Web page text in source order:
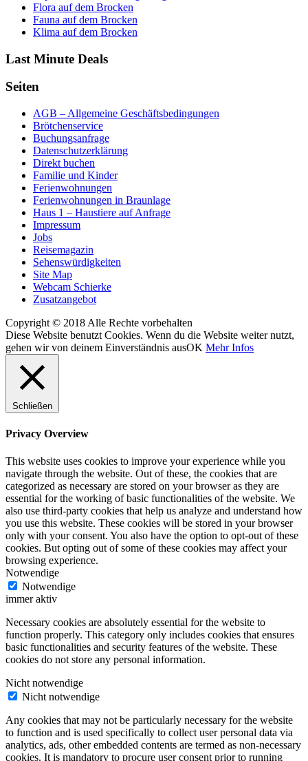
Flora auf dem Brocken
Fauna auf dem Brocken
Klima auf dem Brocken
Last Minute Deals
Seiten
AGB – Allgemeine Geschäftsbedingungen
Brötchenservice
Buchungsanfrage
Datenschutzerklärung
Direkt buchen
Familie und Kinder
Ferienwohnungen
Ferienwohnungen in Braunlage
Haus 1 – Haustiere auf Anfrage
Impressum
Jobs
Reisemagazin
Sehenswürdigkeiten
Site Map
Webcam Schierke
Zusatzangebot
Copyright © 2018 Alle Rechte vorbehalten
Diese Website benutzt Cookies. Wenn du die Website weiter nutzt,
gehen wir von deinem Einverständnis ausOK Mehr Infos
Schließen
Privacy Overview
This website uses cookies to improve your experience while you
navigate through the website. Out of these, the cookies that are
categorized as necessary are stored on your browser as they are
essential for the working of basic functionalities of the website. We
also use third-party cookies that help us analyze and understand how
you use this website. These cookies will be stored in your browser
only with your consent. You also have the option to opt-out of these
cookies. But opting out of some of these cookies may affect your
browsing experience.
Notwendige
Notwendige
immer aktiv
Necessary cookies are absolutely essential for the website to
function properly. This category only includes cookies that ensures
basic functionalities and security features of the website. These
cookies do not store any personal information.
Nicht notwendige
Nicht notwendige
Any cookies that may not be particularly necessary for the website
to function and is used specifically to collect user personal data via
analytics, ads, other embedded contents are termed as non-necessary
cookies. It is mandatory to procure user consent prior to running